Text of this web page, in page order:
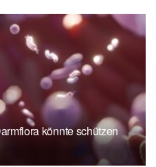
Bar, N., Shaul, A.A. et al.
microbiome profiling
risk factors for coronary
Med (2022),nature.com
S.K., Chechi, K. et
metabolome features of
disease spectrum. Nat
könnte schützen